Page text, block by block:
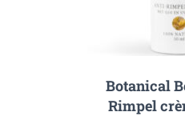
Botanical
Rimpel